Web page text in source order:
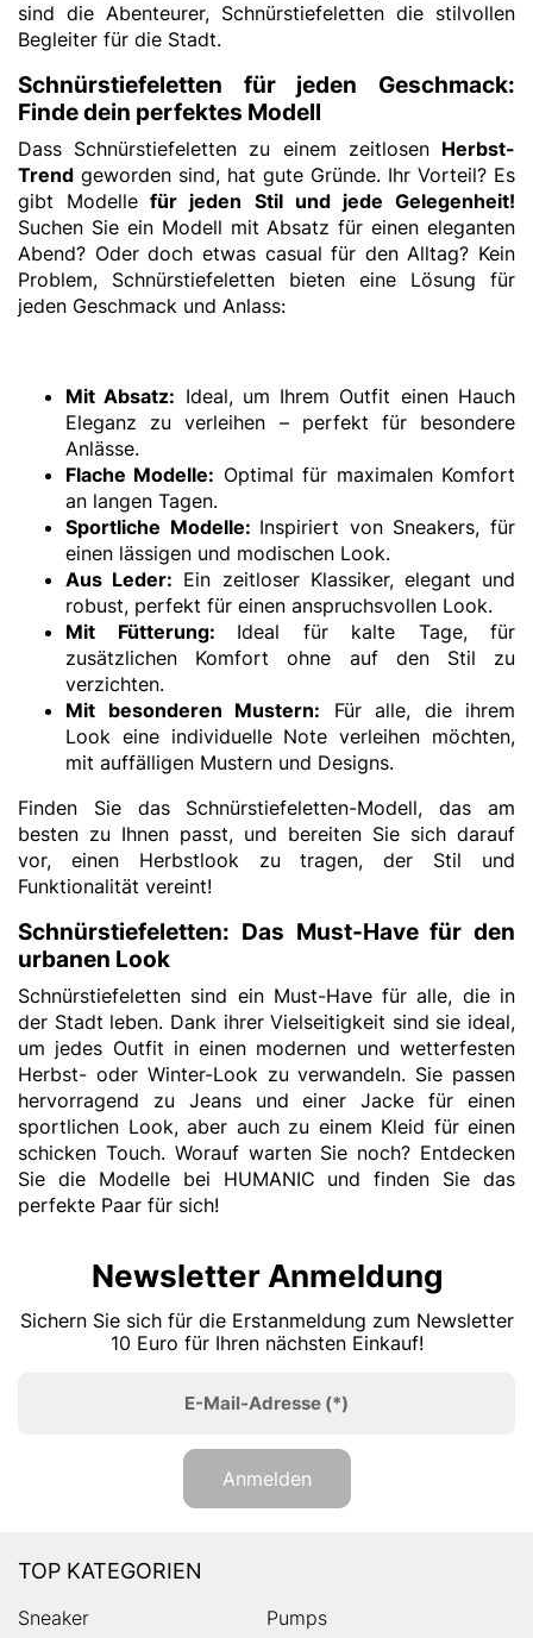
sind die Abenteurer, Schnürstiefeletten die stilvollen
Begleiter für die Stadt.
Schnürstiefeletten für jeden Geschmack:
Finde dein perfektes Modell
Dass Schnürstiefeletten zu einem zeitlosen Herbst-
Trend geworden sind, hat gute Gründe. Ihr Vorteil? Es
gibt Modelle für jeden Stil und jede Gelegenheit!
Suchen Sie ein Modell mit Absatz für einen eleganten
Abend? Oder doch etwas casual für den Alltag? Kein
Problem, Schnürstiefeletten bieten eine Lösung für
jeden Geschmack und Anlass:
Mit Absatz: Ideal, um Ihrem Outfit einen Hauch
Eleganz zu verleihen – perfekt für besondere
Anlässe.
Flache Modelle: Optimal für maximalen Komfort
an langen Tagen.
Sportliche Modelle: Inspiriert von Sneakers, für
einen lässigen und modischen Look.
Aus Leder: Ein zeitloser Klassiker, elegant und
robust, perfekt für einen anspruchsvollen Look.
Mit Fütterung: Ideal für kalte Tage, für
zusätzlichen Komfort ohne auf den Stil zu
verzichten.
Mit besonderen Mustern: Für alle, die ihrem
Look eine individuelle Note verleihen möchten,
mit auffälligen Mustern und Designs.
Finden Sie das Schnürstiefeletten-Modell, das am
besten zu Ihnen passt, und bereiten Sie sich darauf
vor, einen Herbstlook zu tragen, der Stil und
Funktionalität vereint!
Schnürstiefeletten: Das Must-Have für den
urbanen Look
Schnürstiefeletten sind ein Must-Have für alle, die in
der Stadt leben. Dank ihrer Vielseitigkeit sind sie ideal,
um jedes Outfit in einen modernen und wetterfesten
Herbst- oder Winter-Look zu verwandeln. Sie passen
hervorragend zu Jeans und einer Jacke für einen
sportlichen Look, aber auch zu einem Kleid für einen
schicken Touch. Worauf warten Sie noch? Entdecken
Sie die Modelle bei HUMANIC und finden Sie das
perfekte Paar für sich!
Newsletter Anmeldung
Sichern Sie sich für die Erstanmeldung zum Newsletter
10 Euro für Ihren nächsten Einkauf!
E-Mail-Adresse (*)
Anmelden
TOP KATEGORIEN
Sneaker
Pumps